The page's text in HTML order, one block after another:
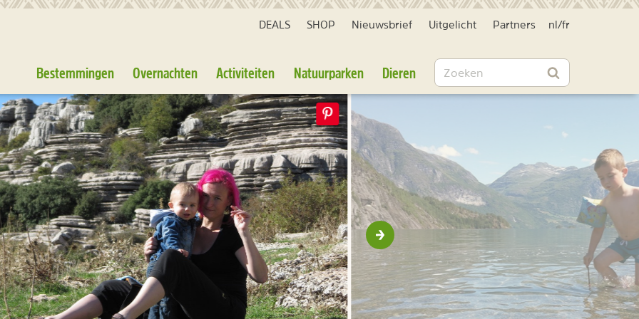
DEALS SHOP Nieuwsbrief Uitgelicht Partners nl /fr
Bestemmingen Overnachten Activiteiten Natuurparken Dieren Zoeken
Zoeken
Volgende